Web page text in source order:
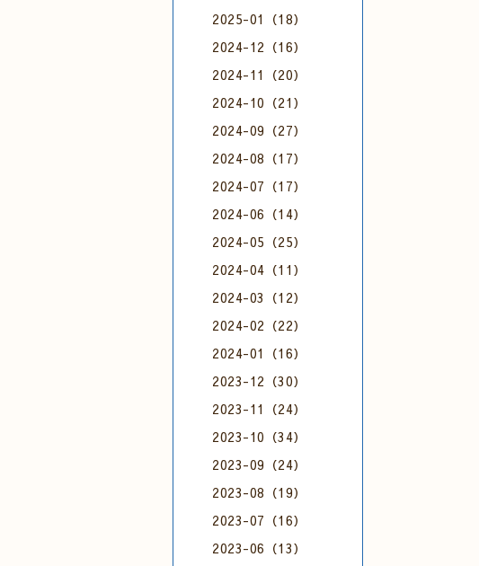
2025-01（18）
2024-12（16）
2024-11（20）
2024-10（21）
2024-09（27）
2024-08（17）
2024-07（17）
2024-06（14）
2024-05（25）
2024-04（11）
2024-03（12）
2024-02（22）
2024-01（16）
2023-12（30）
2023-11（24）
2023-10（34）
2023-09（24）
2023-08（19）
2023-07（16）
2023-06（13）